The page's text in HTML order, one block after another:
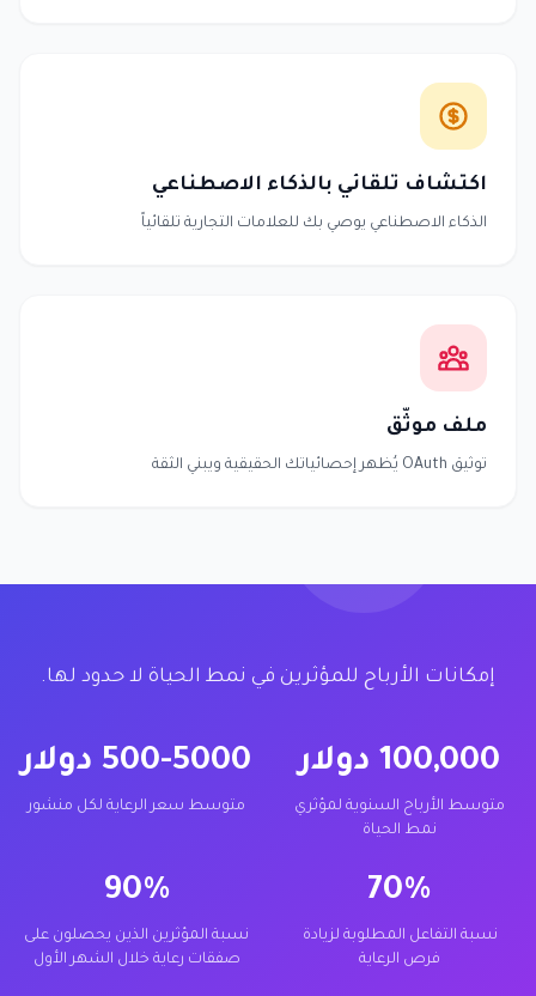
اكتشاف تلقائي بالذكاء الاصطناعي
الذكاء الاصطناعي يوصي بك للعلامات التجارية تلقائياً
ملف موثّق
توثيق OAuth يُظهر إحصائياتك الحقيقية ويبني الثقة
إمكانات الأرباح للمؤثرين في نمط الحياة لا حدود لها.
100,000 دولار
متوسط الأرباح السنوية لمؤثري
نمط الحياة
500-5000 دولار
متوسط سعر الرعاية لكل منشور
70%
نسبة التفاعل المطلوبة لزيادة
فرص الرعاية
90%
نسبة المؤثرين الذين يحصلون على
صفقات رعاية خلال الشهر الأول